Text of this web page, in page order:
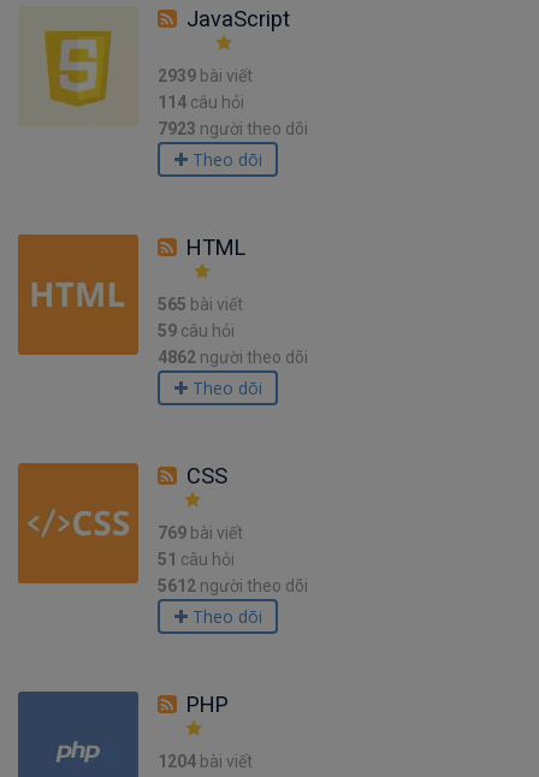
JavaScript
2939 bài viết
114 câu hỏi
7923 người theo dõi
Theo dõi
HTML
565 bài viết
59 câu hỏi
4862 người theo dõi
Theo dõi
CSS
769 bài viết
51 câu hỏi
5612 người theo dõi
Theo dõi
PHP
1204 bài viết